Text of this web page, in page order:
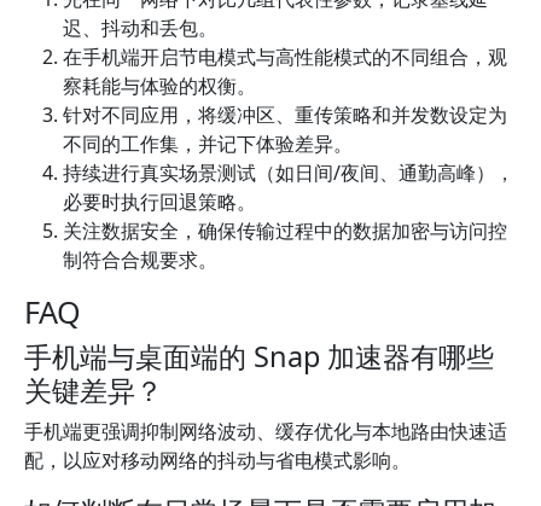
迟、抖动和丢包。
在手机端开启节电模式与高性能模式的不同组合，观
察耗能与体验的权衡。
针对不同应用，将缓冲区、重传策略和并发数设定为
不同的工作集，并记下体验差异。
持续进行真实场景测试（如日间/夜间、通勤高峰），
必要时执行回退策略。
关注数据安全，确保传输过程中的数据加密与访问控
制符合合规要求。
FAQ
手机端与桌面端的 Snap 加速器有哪些
关键差异？
手机端更强调抑制网络波动、缓存优化与本地路由快速适
配，以应对移动网络的抖动与省电模式影响。